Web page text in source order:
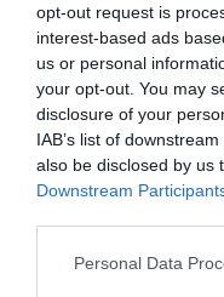
opt-out request is
interest-based ads
us or personal
your opt-out. You may
disclosure of your
IAB’s list of
also be disclosed by us
Downstream
Personal Data
Political 08.08.26
8 ΑΥΓΟΎΣΤΟΥ, 2026